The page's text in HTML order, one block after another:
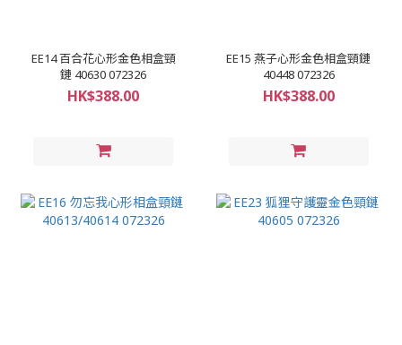
EE14 百合花心形金色相盒頸
鏈 40630 072326
HK$388.00
EE15 燕子心形金色相盒頸鏈
40448 072326
HK$388.00